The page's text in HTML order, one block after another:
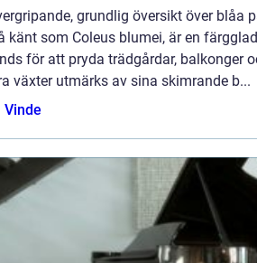
grundlig översikt över blåa
känt som Coleus blumei, är en
för att pryda trädgårdar, balkonger
växter utmärks av sina skimrande b...
Vinde